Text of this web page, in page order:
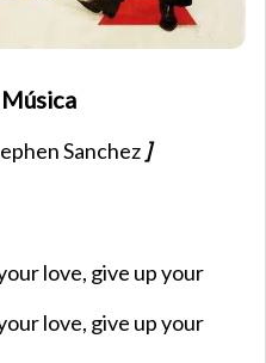
Sanchez ]
love, give up your
love, give up your